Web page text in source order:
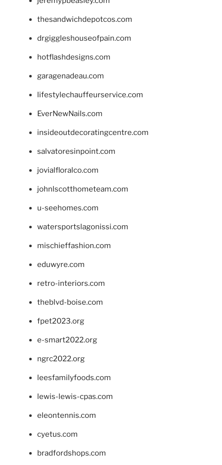
thesandwichdepotcos.com
drgiggleshouseofpain.com
hotflashdesigns.com
garagenadeau.com
lifestylechauffeurservice.com
EverNewNails.com
insideoutdecoratingcentre.com
salvatoresinpoint.com
jovialfloralco.com
johnlscotthometeam.com
u-seehomes.com
watersportslagonissi.com
mischieffashion.com
eduwyre.com
retro-interiors.com
theblvd-boise.com
fpet2023.org
e-smart2022.org
ngrc2022.org
leesfamilyfoods.com
lewis-lewis-cpas.com
eleontennis.com
cyetus.com
bradfordshops.com